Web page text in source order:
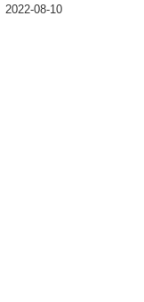
2022-08-10